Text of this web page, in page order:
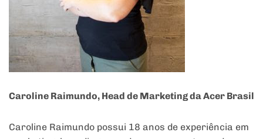
Caroline Raimundo, Head de Marketing da Acer Brasil
Caroline Raimundo possui 18 anos de experiência em